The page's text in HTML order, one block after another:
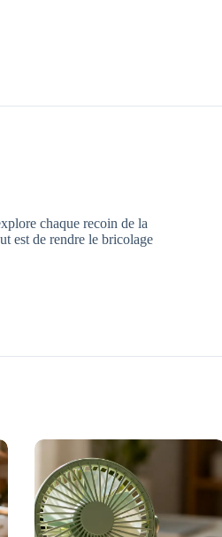
chaque recoin de la
est de rendre le bricolage